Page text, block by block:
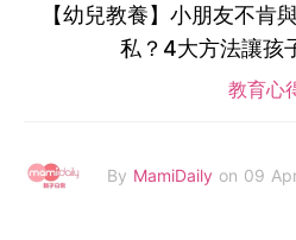
【幼兒教養】小朋友不肯
私？4大方法讓孩
教育心
By MamiDaily on 09